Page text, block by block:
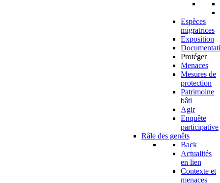
Espèces
migratrices
Exposition
Protéger
Menaces
Mesures de
protection
Patrimoine
bâti
Agir
Enquête
participative
Râle des genêts
Back
Actualités
en lien
Contexte et
menaces